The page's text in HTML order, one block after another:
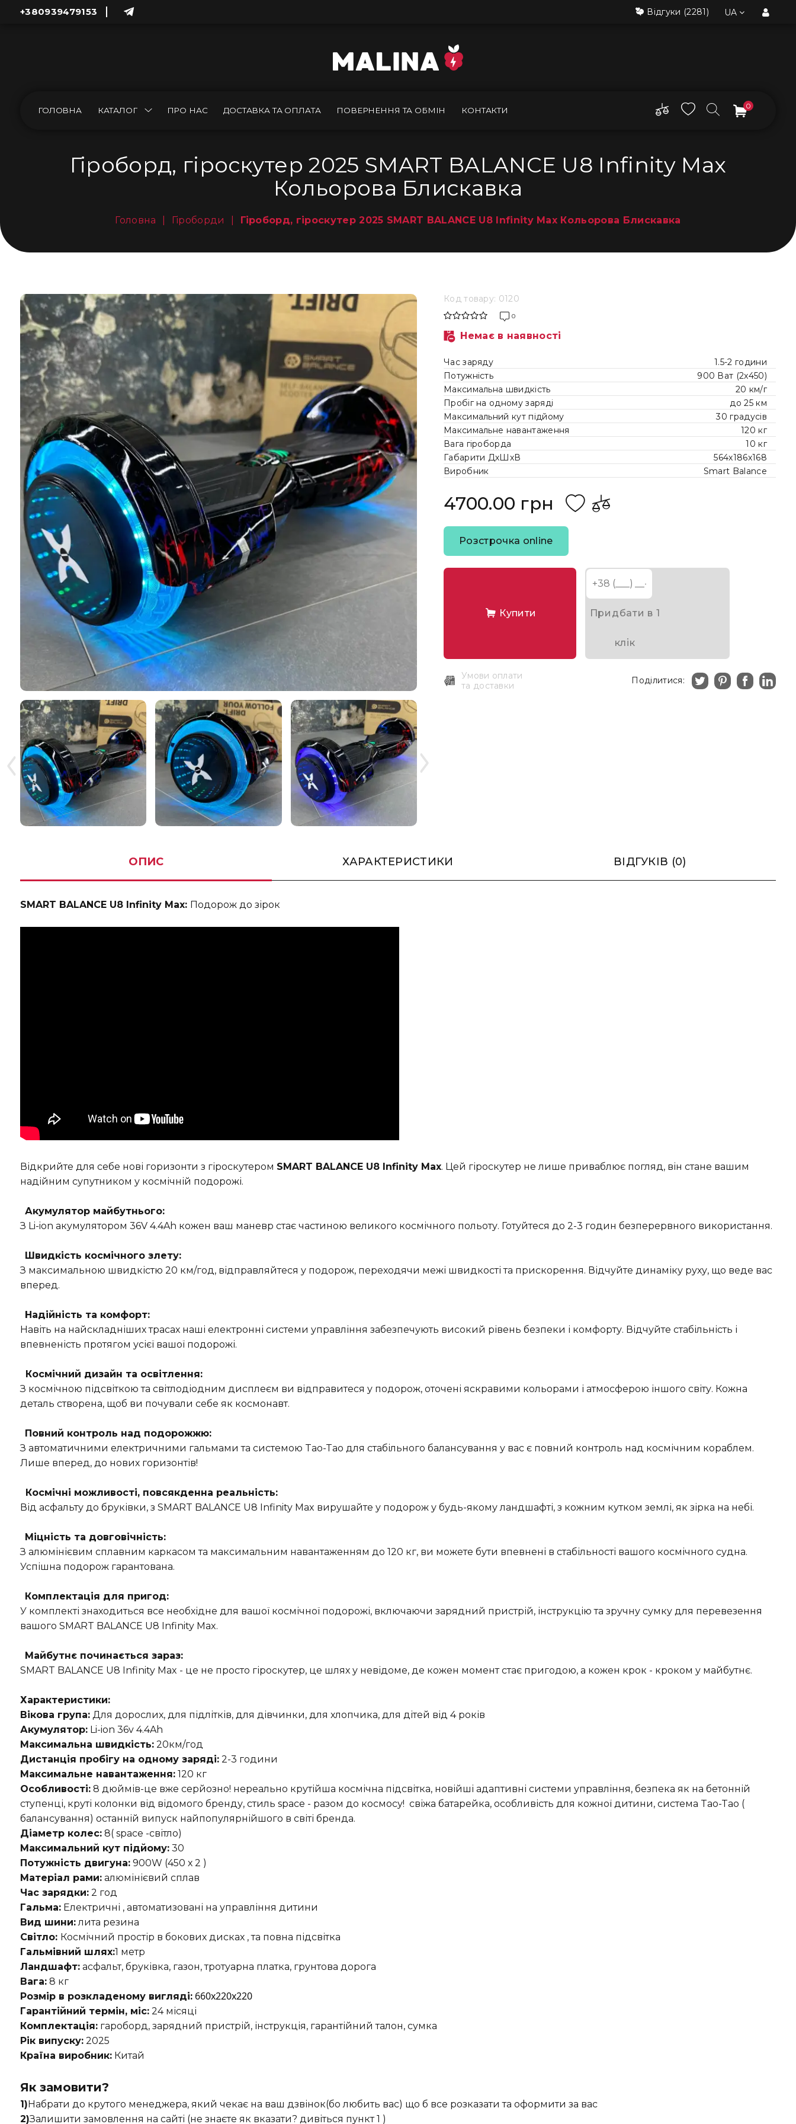
+380939479153 Відгуки (2281) UA
ГОЛОВНА КАТАЛОГ ПРО НАС ДОСТАВКА ТА ОПЛАТА ПОВЕРНЕННЯ ТА ОБМІН КОНТАКТИ 0
Гіроборд, гіроскутер 2025 SMART BALANCE U8 Infinity Max
Кольорова Блискавка
Головна Гіроборди Гіроборд, гіроскутер 2025 SMART BALANCE U8 Infinity Max Кольорова Блискавка
Код товару: 0120
0
Немає в наявності
Час заряду
1.5-2 години
Потужність
900 Ват (2x450)
Максимальна швидкість
20 км/г
Пробіг на одному заряді
до 25 км
Максимальний кут підйому
30 градусів
Максимальне навантаження
120 кг
Вага гіроборда
10 кг
Габарити ДхШхВ
564х186х168
Виробник
Smart Balance
4700.00 грн
Розстрочка online
Купити Придбати в 1
клік
Умови оплати
та доставки
Поділитися:
ОПИС ХАРАКТЕРИСТИКИ ВІДГУКІВ (0)
SMART BALANCE U8 Infinity Max: Подорож до зірок
Відкрийте для себе нові горизонти з гіроскутером SMART BALANCE U8 Infinity Max. Цей гіроскутер не лише приваблює погляд, він стане вашим
надійним супутником у космічній подорожі.
Акумулятор майбутнього:
З Li-ion акумулятором 36V 4.4Ah кожен ваш маневр стає частиною великого космічного польоту. Готуйтеся до 2-3 годин безперервного використання.
Швидкість космічного злету:
З максимальною швидкістю 20 км/год, відправляйтеся у подорож, переходячи межі швидкості та прискорення. Відчуйте динаміку руху, що веде вас
вперед.
Надійність та комфорт:
Навіть на найскладніших трасах наші електронні системи управління забезпечують високий рівень безпеки і комфорту. Відчуйте стабільність і
впевненість протягом усієї вашої подорожі.
Космічний дизайн та освітлення:
З космічною підсвіткою та світлодіодним дисплеєм ви відправитеся у подорож, оточені яскравими кольорами і атмосферою іншого світу. Кожна
деталь створена, щоб ви почували себе як космонавт.
Повний контроль над подорожжю:
З автоматичними електричними гальмами та системою Tao-Tao для стабільного балансування у вас є повний контроль над космічним кораблем.
Лише вперед, до нових горизонтів!
Космічні можливості, повсякденна реальність:
Від асфальту до бруківки, з SMART BALANCE U8 Infinity Max вирушайте у подорож у будь-якому ландшафті, з кожним кутком землі, як зірка на небі.
Міцність та довговічність:
З алюмінієвим сплавним каркасом та максимальним навантаженням до 120 кг, ви можете бути впевнені в стабільності вашого космічного судна.
Успішна подорож гарантована.
Комплектація для пригод:
У комплекті знаходиться все необхідне для вашої космічної подорожі, включаючи зарядний пристрій, інструкцію та зручну сумку для перевезення
вашого SMART BALANCE U8 Infinity Max.
Майбутнє починається зараз:
SMART BALANCE U8 Infinity Max - це не просто гіроскутер, це шлях у невідоме, де кожен момент стає пригодою, а кожен крок - кроком у майбутнє.
Характеристики:
Вікова група: Для дорослих, для підлітків, для дівчинки, для хлопчика, для дітей від 4 років
Акумулятор: Li-ion 36v 4.4Ah
Максимальна швидкість: 20км/год
Дистанція пробігу на одному заряді: 2-3 години
Максимальне навантаження: 120 кг
Особливості: 8 дюймів-це вже серйозно! нереально крутійша космічна підсвітка, новійші адаптивні системи управління, безпека як на бетонній
ступенці, круті колонки від відомого бренду, стиль space - разом до космосу! свіжа батарейка, особливість для кожної дитини, система Tao-Tao (
балансування) останній випуск найпопулярнійшого в світі бренда.
Діаметр колес: 8( space -світло)
Максимальний кут підйому: 30
Потужність двигуна: 900W (450 х 2 )
Матеріал рами: алюмінієвий сплав
Час зарядки: 2 год
Гальма: Електричні , автоматизовані на управління дитини
Вид шини:лита резина
Світло: Космічний простір в бокових дисках , та повна підсвітка
Гальмівний шлях:1 метр
Ландшафт: асфальт, бруківка, газон, тротуарна платка, грунтова дорога
Вага: 8 кг
Розмір в розкладеному вигляді: 660х220х220
Гарантійний термін, міс: 24 місяці
Комплектація: гароборд, зарядний пристрій, інструкція, гарантійний талон, сумка
Рік випуску: 2025
Країна виробник: Китай
Як замовити?
1) Набрати до крутого менеджера, який чекає на ваш дзвінок(бо любить вас) що б все розказати та оформити за вас
2)Залишити замовлення на сайті (не знаєте як вказати? дивіться пункт 1 )